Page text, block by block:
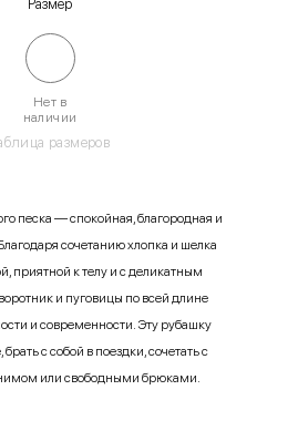
Размер
размеров
Нет в
наличии
песка — спокойная, благородная и
сочетанию хлопка и шелка
приятной к телу и с деликатным
и пуговицы по всей длине
и современности. Эту рубашку
с собой в поездки, сочетать с
или свободными брюками.